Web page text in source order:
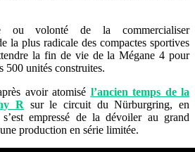
ou volonté de la commercialiser
la plus radicale des compactes sportives
la fin de vie de la Mégane 4 pour
500 unités construites.
avoir atomisé l’ancien temps de la
R sur le circuit du Nürburgring, en
empressé de la dévoiler au grand
production en série limitée.